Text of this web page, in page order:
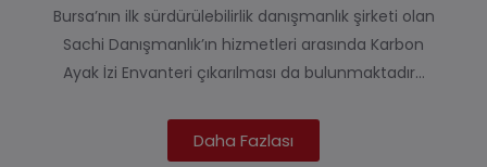
Bursa’nın ilk sürdürülebilirlik danışmanlık şirketi olan
Sachi Danışmanlık’ın hizmetleri arasında Karbon
Ayak İzi Envanteri çıkarılması da bulunmaktadır…
Daha Fazlası